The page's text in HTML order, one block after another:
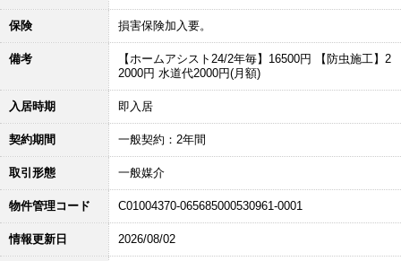
保険 損害保険加入要。
備考
【ホームアシスト24/2年毎】16500円 【防虫施工】2
2000円 水道代2000円(月額)
入居時期 即入居
契約期間 一般契約：2年間
取引形態 一般媒介
物件管理コード C01004370-065685000530961-0001
情報更新日 2026/08/02